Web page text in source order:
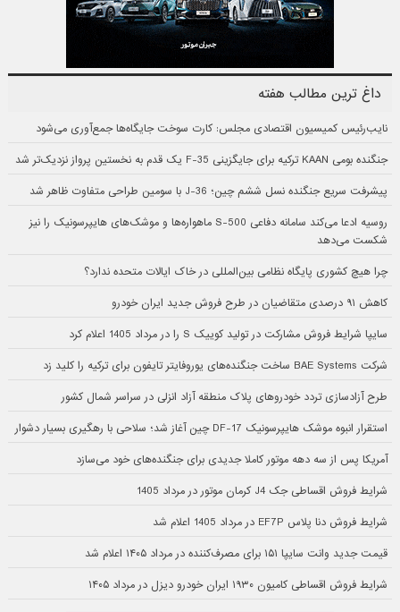
داغ ترین مطالب هفته
نایب‌رئیس کمیسیون اقتصادی مجلس: کارت سوخت جایگاه‌ها جمع‌آوری می‌شود
جنگنده بومی KAAN ترکیه برای جایگزینی F-35 یک قدم به نخستین پرواز نزدیک‌تر شد
پیشرفت سریع جنگنده نسل ششم چین؛ J-36 با سومین طراحی متفاوت ظاهر شد
روسیه ادعا می‌کند سامانه دفاعی S-500 ماهواره‌ها و موشک‌های هایپرسونیک را نیز
شکست می‌دهد
چرا هیچ کشوری پایگاه نظامی بین‌المللی در خاک ایالات متحده ندارد؟
کاهش ۹۱ درصدی متقاضیان در طرح فروش جدید ایران خودرو
سایپا شرایط فروش مشارکت در تولید کوییک S را در مرداد 1405 اعلام کرد
شرکت BAE Systems ساخت جنگنده‌های یوروفایتر تایفون برای ترکیه را کلید زد
طرح آزادسازی تردد خودروهای پلاک منطقه آزاد انزلی در سراسر شمال کشور
استقرار انبوه موشک هایپرسونیک DF-17 چین آغاز شد؛ سلاحی با رهگیری بسیار دشوار
آمریکا پس از سه دهه موتور کاملا جدیدی برای جنگنده‌های خود می‌سازد
شرایط فروش اقساطی جک J4 کرمان موتور در مرداد 1405
شرایط فروش دنا پلاس EF7P در مرداد 1405 اعلام شد
قیمت جدید وانت سایپا ۱۵۱ برای مصرف‌کننده در مرداد ۱۴۰۵ اعلام شد
شرایط فروش اقساطی کامیون ۱۹۳۰ ایران خودرو دیزل در مرداد ۱۴۰۵